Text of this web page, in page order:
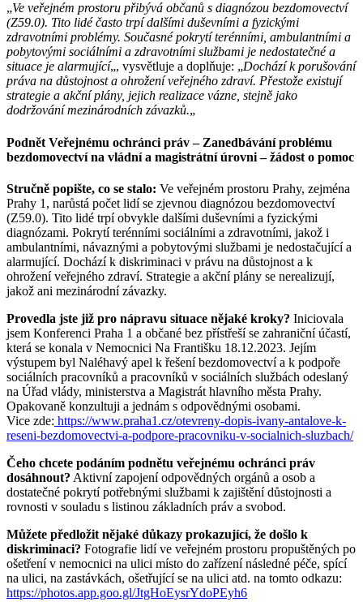
„Ve veřejném prostoru přibývá občanů s diagnózou bezdomovectví
(Z59.0). Tito lidé často trpí dalšími duševními a fyzickými
zdravotními problémy. Současné pokrytí terénními, ambulantními a
pobytovými sociálními a zdravotními službami je nedostatečné a
situace je alarmující„, vysvětluje a doplňuje: „Dochází k porušování
práva na důstojnost a ohrožení veřejného zdraví. Přestože existují
strategie a akční plány, jejich realizace vázne, stejně jako
dodržování mezinárodních závazků.„
Podnět Veřejnému ochránci práv – Zanedbávání problému
bezdomovectví na vládní a magistrátní úrovni – žádost o pomoc
Stručně popište, co se stalo: Ve veřejném prostoru Prahy, zejména
Prahy 1, narůstá počet lidí se zjevnou diagnózou bezdomovectví
(Z59.0). Tito lidé trpí obvykle dalšími duševními a fyzickými
diagnózami. Pokrytí terénními sociálními a zdravotními, jakož i
ambulantními, návaznými a pobytovými službami je nedostačující a
alarmující. Dochází k diskriminaci v právu na důstojnost a k
ohrožení veřejného zdraví. Strategie a akční plány se nerealizují,
jakož ani mezinárodní závazky.
Provedla jste již pro nápravu situace nějaké kroky? Iniciovala
jsem Konferenci Praha 1 a občané bez přístřeší se zahraniční účastí,
která se konala v Nemocnici Na Františku 18.12.2023. Jejím
výstupem byl Naléhavý apel k řešení bezdomovectví a k podpoře
sociálních pracovníků a pracovníků v sociálních službách odeslaný
na Úřad vlády, ministerstva a Magistrát hlavního města Prahy.
Opakovaně konzultuji a jednám s odpovědnými osobami.
Vice zde: https://www.praha1.cz/otevreny-dopis-ivany-antalove-k-
reseni-bezdomovectvi-a-podpore-pracovniku-v-socialnich-sluzbach/
Čeho chcete podáním podnětu veřejnému ochránci práv
dosáhnout? Aktivní zapojení odpovědných orgánů a osob a
dostatečné pokrytí potřebnými službami k zajištění důstojnosti a
rovnosti v souladu s listinou základních práv a svobod.
Můžete předložit nějaké důkazy prokazující, že došlo k
diskriminaci? Fotografie lidí ve veřejném prostoru propuštěných po
ošetření v nemocnici na ulici místo do zařízení následné péče, spící
na ulici, na zastávkách, ošetřující se na ulici atd. na tomto odkazu:
https://photos.app.goo.gl/JtgHoEysrYdoPEyh6